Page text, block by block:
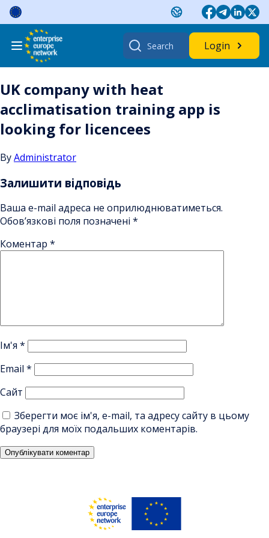
Skip
content
Search
for:
Login
UK company with heat
acclimatisation training app is
looking for licencees
ByAdministrator
Залишити відповідь
Ваша e-mail адреса не оприлюднюватиметься.
Обов’язкові поля позначені *
Коментар *
Ім'я *
Email *
Сайт
Зберегти моє ім'я, e-mail, та адресу сайту в цьому
браузері для моїх подальших коментарів.